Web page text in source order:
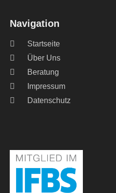
Navigation
Startseite
Über Uns
Beratung
Impressum
Datenschutz